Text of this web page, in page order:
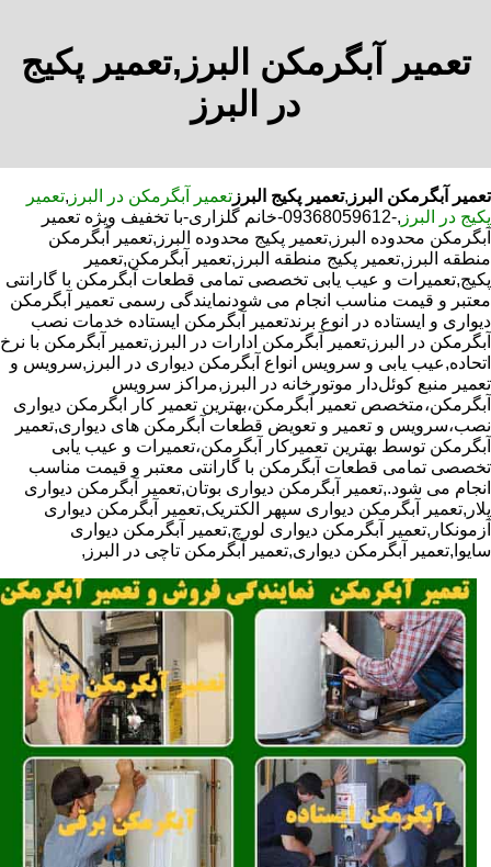
تعمیر آبگرمکن البرز,تعمیر پکیج
در البرز
تعمیر آبگرمکن البرز ,تعمیر پکیج البرز تعمیر آبگرمکن در البرز ,تعمیر
پکیج در البرز
,-09368059612-خانم گلزاری-با تخفیف ویژه تعمیر
آبگرمکن محدوده البرز,تعمیر پکیج محدوده البرز,تعمیر آبگرمکن
منطقه البرز,تعمیر پکیج منطقه البرز,تعمیر آبگرمکن,تعمیر
پکیج,تعمیرات و عیب یابی تخصصی تمامی قطعات آبگرمکن با گارانتی
معتبر و قیمت مناسب انجام می شودنمایندگی رسمی تعمیر آبگرمکن
دیواری و ایستاده در انوع برندتعمیر آبگرمکن ایستاده خدمات نصب
آبگرمکن در البرز,تعمیر آبگرمکن ادارات در البرز,تعمیر آبگرمکن با نرخ
اتحاده,عیب یابی و سرویس انواع آبگرمکن دیواری در البرز,سرویس و
تعمیر منبع کوئل‌دار موتورخانه در البرز,مراکز سرویس
آبگرمکن،متخصص تعمیر آبگرمکن،بهترین تعمیر کار ابگرمکن دیواری
نصب،سرویس و تعمیر و تعویض قطعات آبگرمکن های دیواری,تعمیر
آبگرمکن توسط بهترین تعمیرکار آبگرمکن،تعمیرات و عیب یابی
تخصصی تمامی قطعات آبگرمکن با گارانتی معتبر و قیمت مناسب
انجام می شود.,تعمیر آبگرمکن دیواری بوتان,تعمیر آبگرمکن دیواری
پلار,تعمیر آبگرمکن دیواری سپهر الکتریک,تعمیر آبگرمکن دیواری
آزمونکار,تعمیر آبگرمکن دیواری لورچ,تعمیر آبگرمکن دیواری
سایوا,تعمیر آبگرمکن دیواری,تعمیر آبگرمکن تاچی در البرز,